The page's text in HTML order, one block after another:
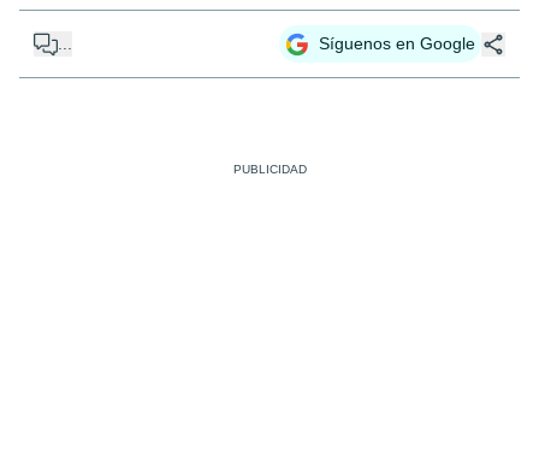
... Síguenos en Google